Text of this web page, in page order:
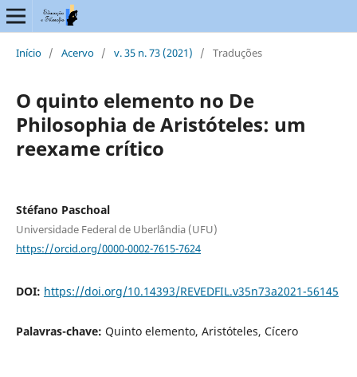
Início / Acervo / v. 35 n. 73 (2021) / Traduções
O quinto elemento no De
Philosophia de Aristóteles: um
reexame crítico
Stéfano Paschoal
Universidade Federal de Uberlândia (UFU)
https://orcid.org/0000-0002-7615-7624
DOI: https://doi.org/10.14393/REVEDFIL.v35n73a2021-56145
Palavras-chave: Quinto elemento, Aristóteles, Cícero